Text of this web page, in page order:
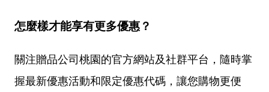
怎麼樣才能享有更多優惠？
關注贈品公司桃園的官方網站及社群平台，隨時掌
握最新優惠活動和限定優惠代碼，讓您購物更便